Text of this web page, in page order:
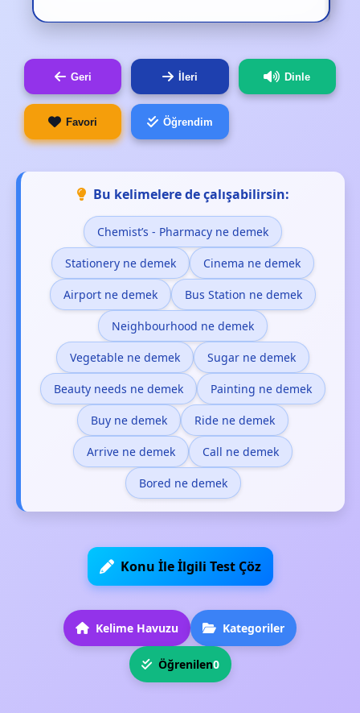
Geri İleri Dinle
Favori Öğrendim
Bu kelimelere de çalışabilirsin:
Chemist’s - Pharmacy ne demek
Stationery ne demek Cinema ne demek
Airport ne demek Bus Station ne demek
Neighbourhood ne demek
Vegetable ne demek Sugar ne demek
Beauty needs ne demek Painting ne demek
Buy ne demek Ride ne demek
Arrive ne demek Call ne demek
Bored ne demek
Konu İle İlgili Test Çöz
Kelime Havuzu Kategoriler
Öğrenilen0